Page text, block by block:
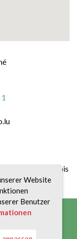
und von 14:00 bis
Website
Benutzer